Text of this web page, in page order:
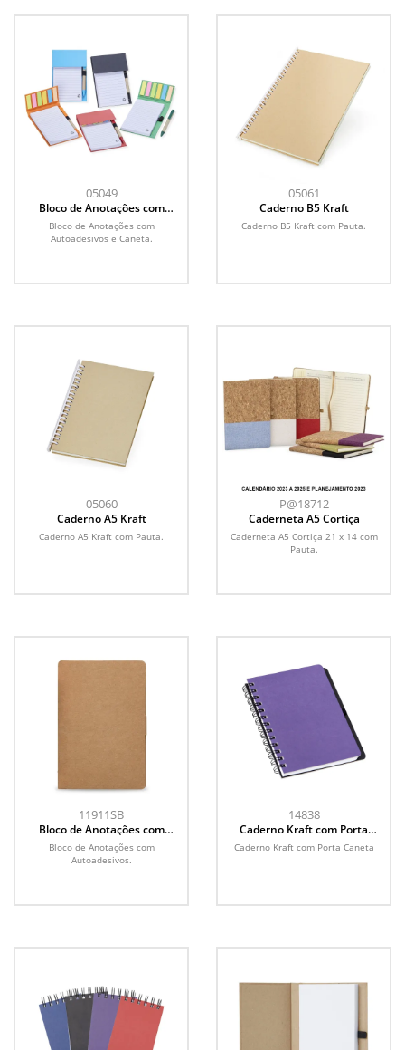
05049
Bloco de Anotações com
Autoadesivos e Caneta
Bloco de Anotações com
Autoadesivos e Caneta.
05061
Caderno B5 Kraft
Caderno B5 Kraft com Pauta.
05060
Caderno A5 Kraft
Caderno A5 Kraft com Pauta.
P@18712
Caderneta A5 Cortiça
Caderneta A5 Cortiça 21 x 14 com
Pauta.
11911SB
Bloco de Anotações com
Autoadesivos
Bloco de Anotações com
Autoadesivos.
14838
Caderno Kraft com Porta
Caneta
Caderno Kraft com Porta Caneta